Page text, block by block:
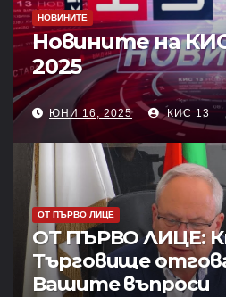
юни
ПЛЮС + :
Атанас
ЮНИ 15, 2025
ОТ ПЪРВО ЛИЦЕ
ОТ ПЪРВО ЛИЦЕ:
Търговище
Вашите въпроси